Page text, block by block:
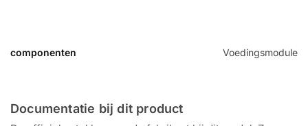
componenten Voedingsmodule
Documentatie bij dit product